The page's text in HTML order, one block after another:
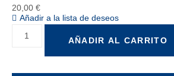
20,00 €
Añadir a la lista de deseos
AÑADIR AL CARRITO